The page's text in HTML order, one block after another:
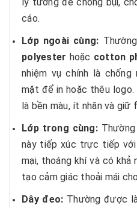
cáo.
Lớp ngoài cùng:
polyester hoặc cotton
nhiệm vụ chính là chống
mặt để in hoặc thêu
là bền màu, ít nhăn và giữ
Lớp trong cùng:Thường
này tiếp xúc trực tiếp
mại, thoáng khí và có
tạo cảm giác thoải mái
Dây đeo: Thường được